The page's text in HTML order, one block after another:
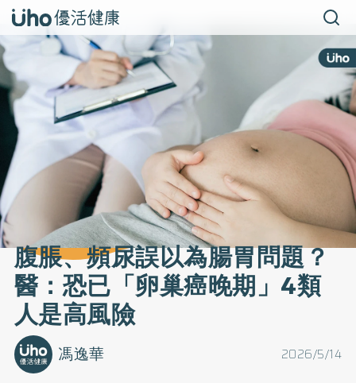
腹脹、頻尿誤以為腸胃問題？
醫：恐已「卵巢癌晚期」4類
人是高風險
2026/5/14
馮逸華